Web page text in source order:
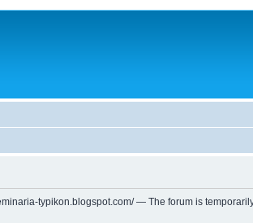
seminaria-typikon.blogspot.com/ — The forum is